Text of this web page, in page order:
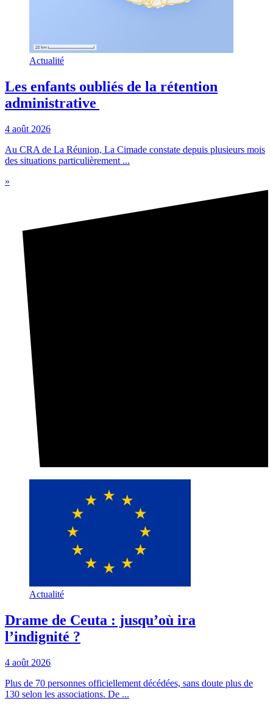
Actualité
Les enfants oubliés de la rétention
administrative
4 août 2026
Au CRA de La Réunion, La Cimade constate depuis plusieurs mois
des situations particulièrement ...
»
Actualité
Drame de Ceuta : jusqu’où ira
l’indignité ?
4 août 2026
Plus de 70 personnes officiellement décédées, sans doute plus de
130 selon les associations. De ...